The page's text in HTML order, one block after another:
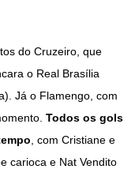
do Cruzeiro, que
o Real Brasília
Já o Flamengo, com
Todos os gols
, com Cristiane e
carioca e Nat Vendito